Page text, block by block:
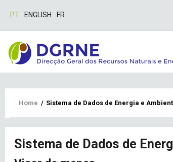
PT ENGLISH FR
Breadcrumb
Home / Sistema de Dados de Energia e
Sistema de Dados de